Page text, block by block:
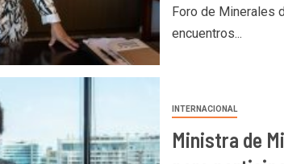
Foro de Minerales
encuentros...
INTERNACIONAL
Ministra de